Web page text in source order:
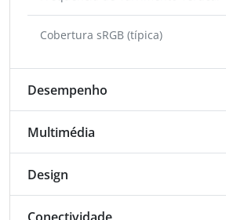
Cobertura sRGB (típica)
Desempenho
Multimédia
Design